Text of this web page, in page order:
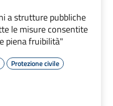
a strutture pubbliche
le misure consentite
piena fruibilità"
Protezione civile